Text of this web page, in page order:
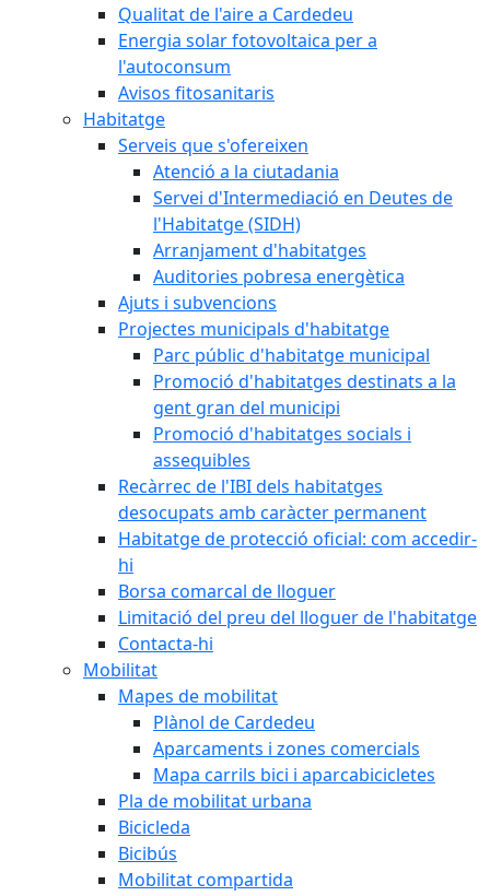
Qualitat de l'aire a Cardedeu
Energia solar fotovoltaica per a
l'autoconsum
Avisos fitosanitaris
Habitatge
Serveis que s'ofereixen
Atenció a la ciutadania
Servei d'Intermediació en Deutes de
l'Habitatge (SIDH)
Arranjament d'habitatges
Auditories pobresa energètica
Ajuts i subvencions
Projectes municipals d'habitatge
Parc públic d'habitatge municipal
Promoció d'habitatges destinats a la
gent gran del municipi
Promoció d'habitatges socials i
assequibles
Recàrrec de l'IBI dels habitatges
desocupats amb caràcter permanent
Habitatge de protecció oficial: com accedir-
hi
Borsa comarcal de lloguer
Limitació del preu del lloguer de l'habitatge
Contacta-hi
Mobilitat
Mapes de mobilitat
Plànol de Cardedeu
Aparcaments i zones comercials
Mapa carrils bici i aparcabicicletes
Pla de mobilitat urbana
Bicicleda
Bicibús
Mobilitat compartida